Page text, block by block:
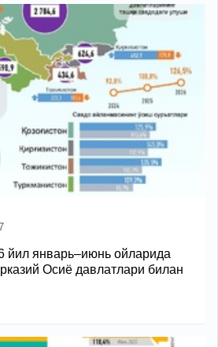
йил январь–июнь ойларида
Осиё давлатлари билан